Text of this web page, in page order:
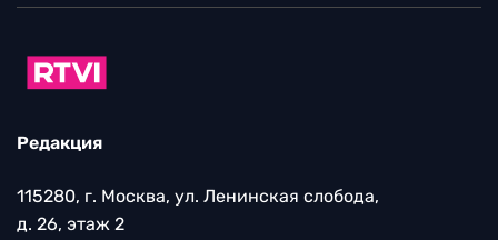
Редакция
115280, г. Москва, ул. Ленинская слобода,
д. 26, этаж 2